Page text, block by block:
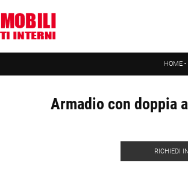
HOME -
Armadio con doppia
RICHIEDI